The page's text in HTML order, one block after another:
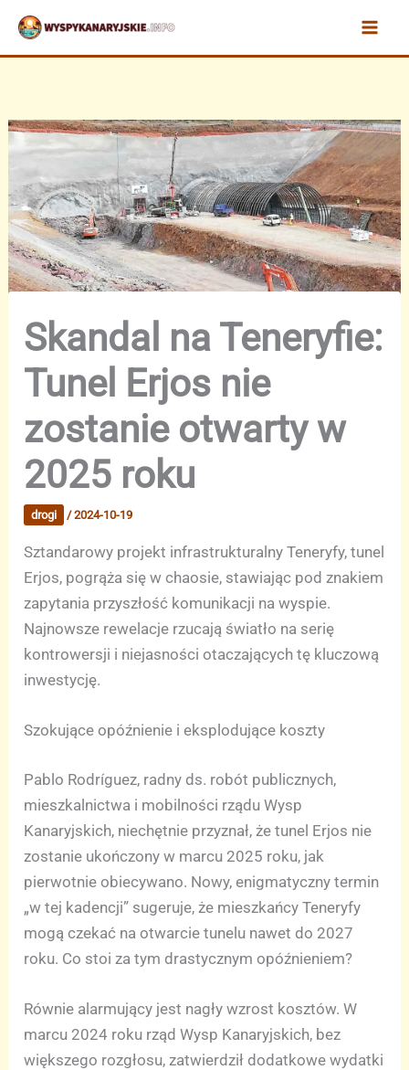
Przejdź
treści
Skandal na Teneryfie:
Tunel Erjos nie
zostanie otwarty w
2025 roku
drogi /2024-10-19
Sztandarowy projekt infrastrukturalny Teneryfy, tunel
Erjos, pogrąża się w chaosie, stawiając pod znakiem
zapytania przyszłość komunikacji na wyspie.
Najnowsze rewelacje rzucają światło na serię
kontrowersji i niejasności otaczających tę kluczową
inwestycję.
Szokujące opóźnienie i eksplodujące koszty
Pablo Rodríguez, radny ds. robót publicznych,
mieszkalnictwa i mobilności rządu Wysp
Kanaryjskich, niechętnie przyznał, że tunel Erjos nie
zostanie ukończony w marcu 2025 roku, jak
pierwotnie obiecywano. Nowy, enigmatyczny termin
„w tej kadencji” sugeruje, że mieszkańcy Teneryfy
mogą czekać na otwarcie tunelu nawet do 2027
roku. Co stoi za tym drastycznym opóźnieniem?
Równie alarmujący jest nagły wzrost kosztów. W
marcu 2024 roku rząd Wysp Kanaryjskich, bez
większego rozgłosu, zatwierdził dodatkowe wydatki